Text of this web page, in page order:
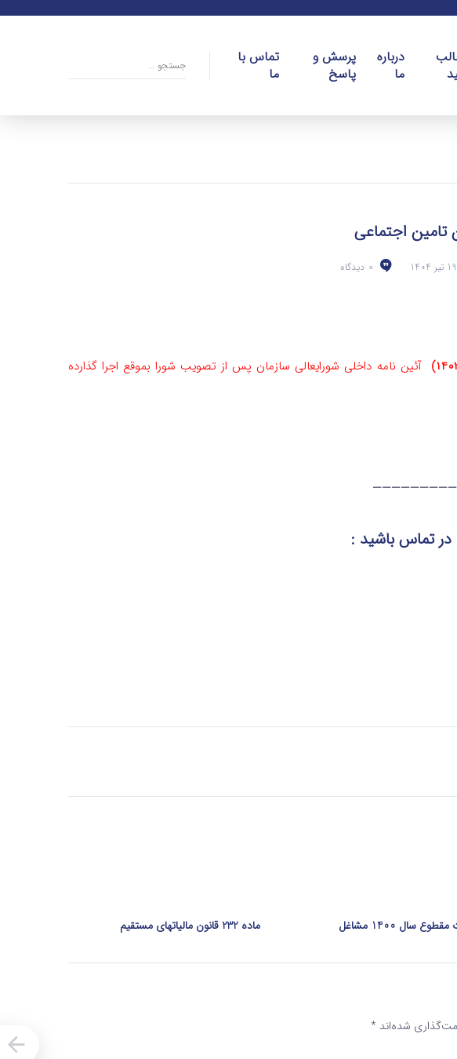
درباره
ما
پرسش و
پاسخ
تماس با
ما
0 دیدگاه
آئین‌ نامه داخلی شورایعالی سازمان پس از تصویب شورا بموقع اجرا گذارده
در تماسباشید :
ماده 232 قانون مالیاتهای مستقیم سال 1400 مشاغل
شده‌اند *